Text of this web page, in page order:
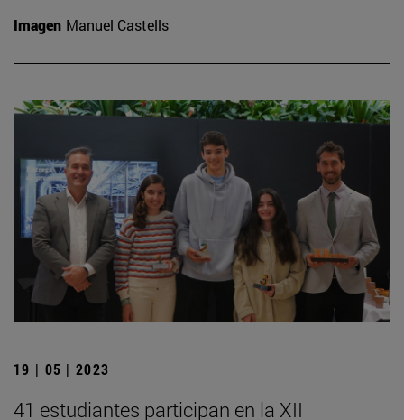
Imagen Manuel Castells
19 | 05 | 2023
41 estudiantes participan en la XII